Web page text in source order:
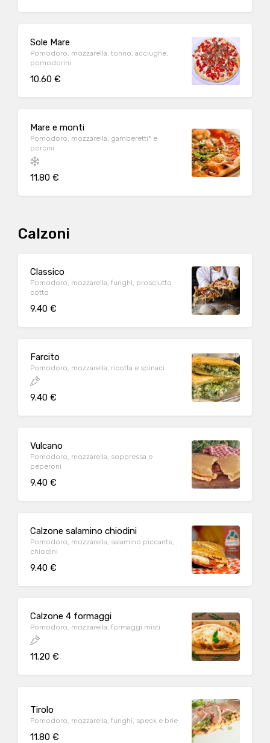
Sole Mare
Pomodoro, mozzarella, tonno, acciughe,
pomodorini
10.60 €
Mare e monti
Pomodoro, mozzarella, gamberetti* e
porcini
11.80 €
Calzoni
Classico
Pomodoro, mozzarella, funghi, prosciutto
cotto
9.40 €
Farcito
Pomodoro, mozzarella, ricotta e spinaci
9.40 €
Vulcano
Pomodoro, mozzarella, soppressa e
peperoni
9.40 €
Calzone salamino chiodini
Pomodoro, mozzarella, salamino piccante,
chiodini
9.40 €
Calzone 4 formaggi
Pomodoro, mozzarella, formaggi misti
11.20 €
Tirolo
Pomodoro, mozzarella, funghi, speck e brie
11.80 €